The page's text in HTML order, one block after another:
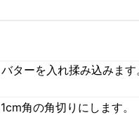
ターを入れ揉み込みま
角の角切りにします。